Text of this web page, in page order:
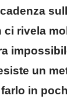
rivela
un
in